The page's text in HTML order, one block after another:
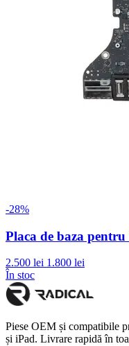
-28%
Placa de baza
2.500 lei 1.800 lei
În stoc
Piese OEM și compatibile
și iPad. Livrare rapidă în